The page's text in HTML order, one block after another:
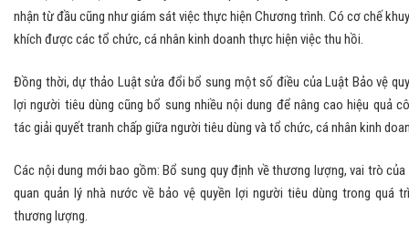
nhận từ đầu cũng như giám sát việc thực hiện Chương trình. Có cơ chế
khích được các tổ chức, cá nhân kinh doanh thực hiện việc thu hồi.
Đồng thời, dự thảo Luật sửa đổi bổ sung một số điều của Luật Bảo vệ
lợi người tiêu dùng cũng bổ sung nhiều nội dung để nâng cao hiệu quả
tác giải quyết tranh chấp giữa người tiêu dùng và tổ chức, cá nhân kinh
Các nội dung mới bao gồm: Bổ sung quy định về thương lượng, vai trò
quan quản lý nhà nước về bảo vệ quyền lợi người tiêu dùng trong quá
thương lượng.